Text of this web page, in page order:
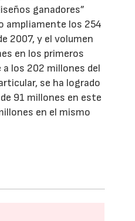
ganadores”
ampliamente los 254
2007, y el volumen
en los primeros
los 202 millones del
se ha logrado
91 millones en este
en el mismo